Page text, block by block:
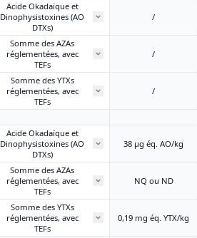
Acide Okadaïque et
Dinophysistoxines (AO
DTXs)
/
Somme des AZAs
réglementées, avec
TEFs
/
Somme des YTXs
réglementées, avec
TEFs
/
Acide Okadaïque et
Dinophysistoxines (AO
DTXs)
38 μg éq. AO/kg
Somme des AZAs
réglementées, avec
TEFs
NQ ou ND
Somme des YTXs
réglementées, avec
TEFs
0,19 mg éq. YTX/kg